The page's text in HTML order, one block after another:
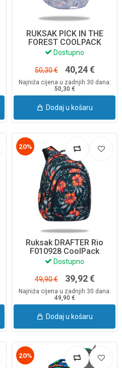
RUKSAK PICK IN THE
FOREST COOLPACK
Dostupno
50,30 € 40,24 €
Najniža cijena u zadnjih 30 dana:
50,30 €
Dodaj u košaru
20%
Ruksak DRAFTER Rio
F010928 CoolPack
Dostupno
49,90 € 39,92 €
Najniža cijena u zadnjih 30 dana:
49,90 €
Dodaj u košaru
20%